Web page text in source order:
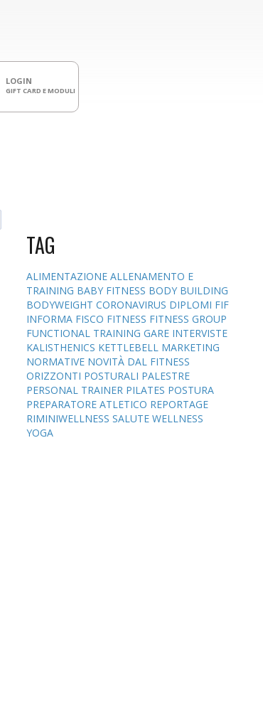
LOGIN
GIFT CARD E MODULI
TAG
ALIMENTAZIONE ALLENAMENTO E
TRAINING BABY FITNESS BODY BUILDING
BODYWEIGHT CORONAVIRUS DIPLOMI FIF
INFORMA FISCO FITNESS FITNESS GROUP
FUNCTIONAL TRAINING GARE INTERVISTE
KALISTHENICS KETTLEBELL MARKETING
NORMATIVE NOVITÀ DAL FITNESS
ORIZZONTI POSTURALI PALESTRE
PERSONAL TRAINER PILATES POSTURA
PREPARATORE ATLETICO REPORTAGE
RIMINIWELLNESS SALUTE WELLNESS
YOGA